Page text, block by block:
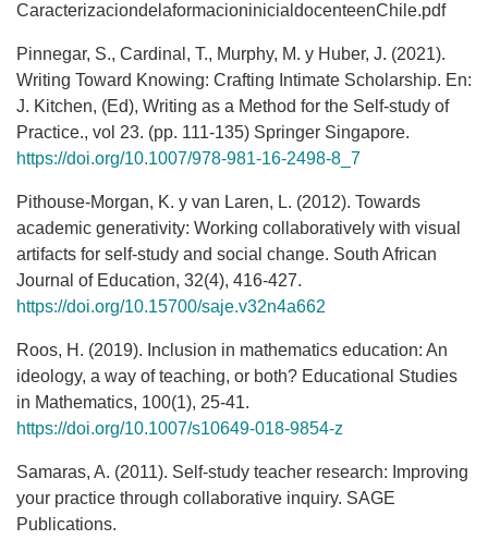
CaracterizaciondelaformacioninicialdocenteenChile.pdf
Pinnegar, S., Cardinal, T., Murphy, M. y Huber, J. (2021).
Writing Toward Knowing: Crafting Intimate Scholarship. En:
J. Kitchen, (Ed), Writing as a Method for the Self-study of
Practice., vol 23. (pp. 111-135) Springer Singapore.
https://doi.org/10.1007/978-981-16-2498-8_7
Pithouse-Morgan, K. y van Laren, L. (2012). Towards
academic generativity: Working collaboratively with visual
artifacts for self-study and social change. South African
Journal of Education, 32(4), 416-427.
https://doi.org/10.15700/saje.v32n4a662
Roos, H. (2019). Inclusion in mathematics education: An
ideology, a way of teaching, or both? Educational Studies
in Mathematics, 100(1), 25-41.
https://doi.org/10.1007/s10649-018-9854-z
Samaras, A. (2011). Self-study teacher research: Improving
your practice through collaborative inquiry. SAGE
Publications.